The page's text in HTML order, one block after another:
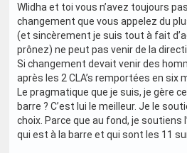
Wlidha et toi vous n’avez toujours
changement que vous appelez du
(et sincèrement je suis tout à fait
prônez) ne peut pas venir de la
Si changement devait venir des
après les 2 CLA’s remportées en six
Le pragmatique que je suis, je gère
barre ? C’est lui le meilleur. Je le
choix. Parce que au fond, je soutiens
qui est à la barre et qui sont les 11